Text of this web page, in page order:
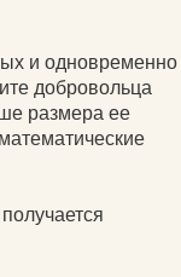
и одновременно
добровольца
размера ее